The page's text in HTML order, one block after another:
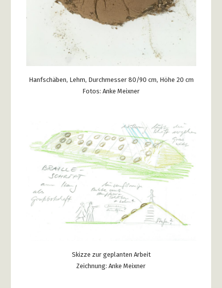
Hanfschäben, Lehm, Durchmesser 80/90 cm, Höhe 20 cm
Fotos: Anke Meixner
Skizze zur geplanten Arbeit
Zeichnung: Anke Meixner